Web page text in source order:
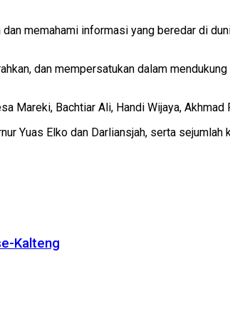
memahami informasi yang beredar di
dan mempersatukan dalam
Bachtiar Ali, Handi Wijaya, Akhmad
Yuas Elko dan Darliansjah, serta
Kalteng